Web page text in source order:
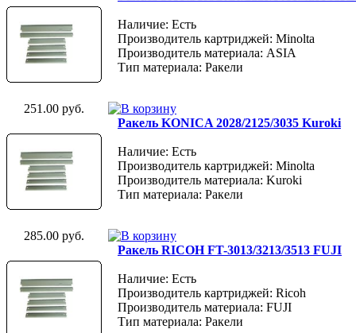
Наличие: Есть
Производитель картриджей: Minolta
Производитель материала: ASIA
Тип материала: Ракели
251.00 руб.
Ракель KONICA 2028/2125/3035 Kuroki
Наличие: Есть
Производитель картриджей: Minolta
Производитель материала: Kuroki
Тип материала: Ракели
285.00 руб.
Ракель RICOH FT-3013/3213/3513 FUJI
Наличие: Есть
Производитель картриджей: Ricoh
Производитель материала: FUJI
Тип материала: Ракели